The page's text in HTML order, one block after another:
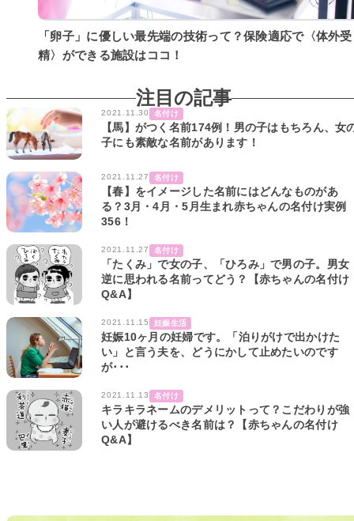
「卵子」に優しい最先端の技術って？保険適応で〈体外受
精〉ができる施設はココ！
注目の記事
2021.11.30 名付け
【馬】がつく名前174例！男の子はもちろん、女
子にも素敵な名前があります！
2021.11.27 名付け
【春】をイメージした名前にはどんなものがあ
る？3月・4月・5月生まれ赤ちゃんの名付け実例
356！
2021.11.27 名付け
「たくみ」で女の子、「ひろみ」で男の子。男女
逆に思われる名前ってどう？【赤ちゃんの名付け
Q&A】
2021.11.15 妊娠生活
妊娠10ヶ月の妊婦です。「泊りがけで出かけた
い」と言う夫を、どうにかして止めたいのです
が･･･
2021.11.13 名付け
キラキラネームのデメリットって？こだわりが強
い人が避けるべき名前は？【赤ちゃんの名付け
Q&A】